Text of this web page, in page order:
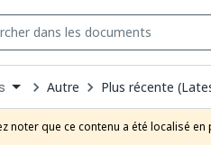
Autre Plus récente
noter que ce contenu a été localisé